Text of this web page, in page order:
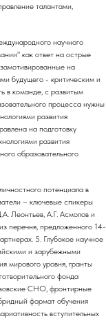
талантами,
научного
как ответ на острые
на
будущего - критическим и
в команде, с развитым
процесса нужны
развития
на подготовку
развития
образовательного
потенциала в
– ключевые спикеры
Леонтьев, А.Г. Асмолов и
перечня, предложенного 14-
5. Глубокое научное
и зарубежными
мирового уровня, гранты
фонда
СНО, фронтирные
формат обучения
вступительных